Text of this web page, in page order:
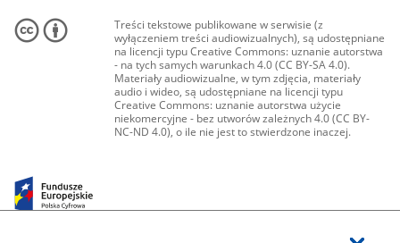
Treści tekstowe publikowane w serwisie (z
wyłączeniem treści audiowizualnych), są udostępniane
na licencji typu Creative Commons: uznanie autorstwa
- na tych samych warunkach 4.0 (CC BY-SA 4.0).
Materiały audiowizualne, w tym zdjęcia, materiały
audio i wideo, są udostępniane na licencji typu
Creative Commons: uznanie autorstwa użycie
niekomercyjne - bez utworów zależnych 4.0 (CC BY-
NC-ND 4.0), o ile nie jest to stwierdzone inaczej.